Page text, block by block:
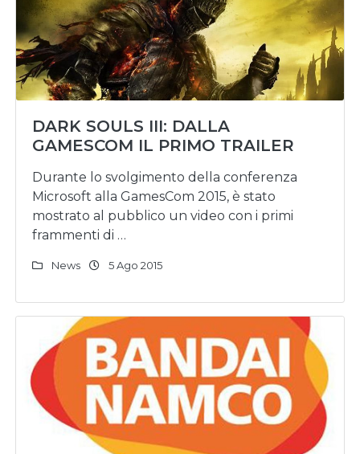
DARK SOULS III: DALLA
GAMESCOM IL PRIMO TRAILER
Durante lo svolgimento della conferenza
Microsoft alla GamesCom 2015, è stato
mostrato al pubblico un video con i primi
frammenti di …
News 5 Ago 2015